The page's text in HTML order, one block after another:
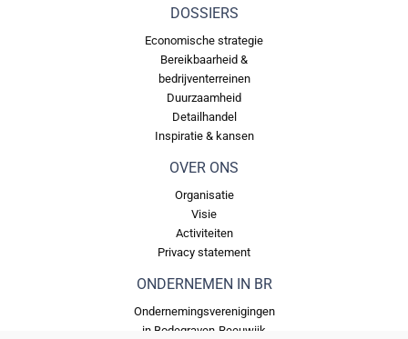
DOSSIERS
Economische strategie
Bereikbaarheid &
bedrijventerreinen
Duurzaamheid
Detailhandel
Inspiratie & kansen
OVER ONS
Organisatie
Visie
Activiteiten
Privacy statement
ONDERNEMEN IN BR
Ondernemingsverenigingen
in Bodegraven-Reeuwijk